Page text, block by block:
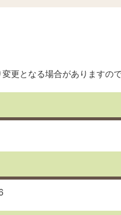
更となる場合がありますの